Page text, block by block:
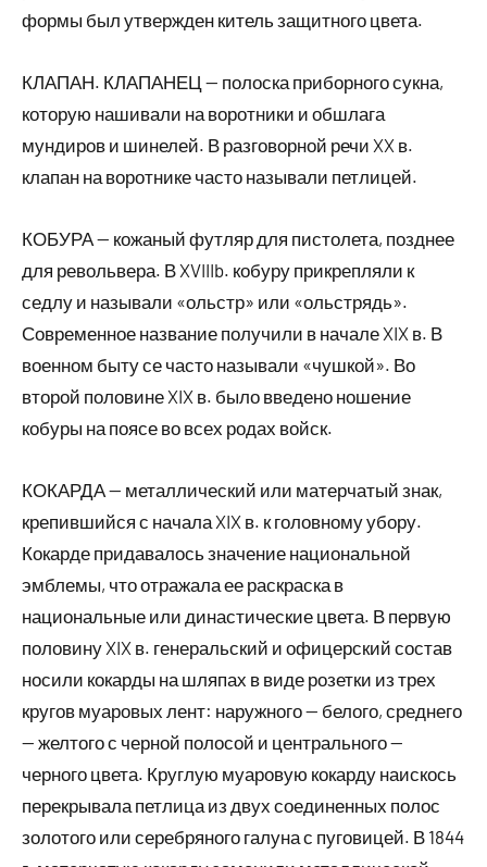
формы был утвержден китель защитного цвета.
КЛАПАН. КЛАПАНЕЦ — полоска приборного сукна,
которую нашивали на воротники и обшлага
мундиров и шинелей. В разговорной речи XX в.
клапан на воротнике часто называли петлицей.
КОБУРА — кожаный футляр для пистолета, позднее
для револьвера. В XVIIIb. кобуру прикрепляли к
седлу и называли «ольстр» или «ольстрядь».
Современное название получили в начале XIX в. В
военном быту се часто называли «чушкой». Во
второй половине XIX в. было введено ношение
кобуры на поясе во всех родах войск.
КОКАРДА — металлический или матерчатый знак,
крепившийся с начала XIX в. к головному убору.
Кокарде придавалось значение национальной
эмблемы, что отражала ее раскраска в
национальные или династические цвета. В первую
половину XIX в. генеральский и офицерский состав
носили кокарды на шляпах в виде розетки из трех
кругов муаровых лент: наружного — белого, среднего
— желтого с черной полосой и центрального —
черного цвета. Круглую муаровую кокарду наискось
перекрывала петлица из двух соединенных полос
золотого или серебряного галуна с пуговицей. В 1844